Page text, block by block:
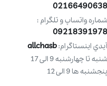
02166490638
شماره واتساپ و تلگرام :
09218391978
آيدي اينستاگرام:allchasb
شنبه تا چهارشنبه 9 الی 17
پنجشنبه ها 9 الی 12